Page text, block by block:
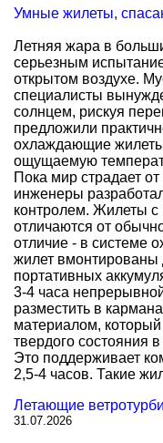
Умные жилеты,
Летняя жара в
серьезным
открытом воздухе.
специалисты
солнцем, рискуя
предложили
охлаждающие
ощущаемую
Пока мир страдает
инженеры
контролем. Жилеты с
отличаются от
отличие - в системе
жилет вмонтированы
портативных
3-4 часа
разместить в
материалом,
твердого состояния
Это поддерживает
2,5-4 часов. Такие
Летающие
31.07.2026